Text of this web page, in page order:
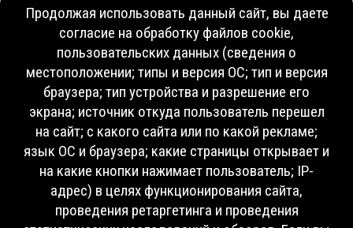
Продолжая использовать данный сайт, вы даете
согласие на обработку файлов cookie,
пользовательских данных (сведения о
местоположении; типы и версия ОС; тип и версия
браузера; тип устройства и разрешение его
экрана; источник откуда пользователь перешел
на сайт; с какого сайта или по какой рекламе;
язык ОС и браузера; какие страницы открывает и
на какие кнопки нажимает пользователь; IP-
адрес) в целях функционирования сайта,
проведения ретаргетинга и проведения